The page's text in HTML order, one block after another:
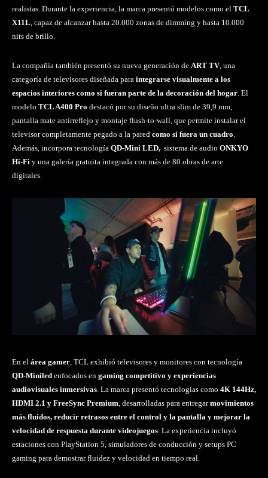
realistas. Durante la experiencia, la marca presentó modelos como el TCL
X11L , capaz de alcanzar hasta 20.000 zonas de dimming y hasta 10.000
nits de brillo.
La compañía también presentó su nueva generación de ART TV, una
categoría de televisores diseñada para integrarse visualmente a los
espacios interiores como si fueran parte de la decoración del hogar . El
modelo TCL A400 Pro destacó por su diseño ultra slim de 39,9 mm,
pantalla mate antirreflejo y montaje flush-to-wall, que permite instalar el
televisor completamente pegado a la pared como si fuera un cuadro
Además, incorpora tecnología QD-Mini LED, sistema de audio ONKYO
Hi-Fi y una galería gratuita integrada con más de 80 obras de arte
digitales.
En el área gamer , TCL exhibió televisores y monitores con tecnología
QD-Miniled enfocados en gaming competitivo y experiencias
audiovisuales inmersivas . La marca presentó tecnologías como 4K 144Hz,
HDMI 2.1 y FreeSync Premium , desarrolladas para entregarmovimientos
más fluidos, reducir retrasos entre el control y la pantalla y mejorar la
velocidad de respuesta durante videojuegos . La experiencia incluyó
estaciones con PlayStation 5, simuladores de conducción y setups PC
gaming para demostrar fluidez y velocidad en tiempo real.